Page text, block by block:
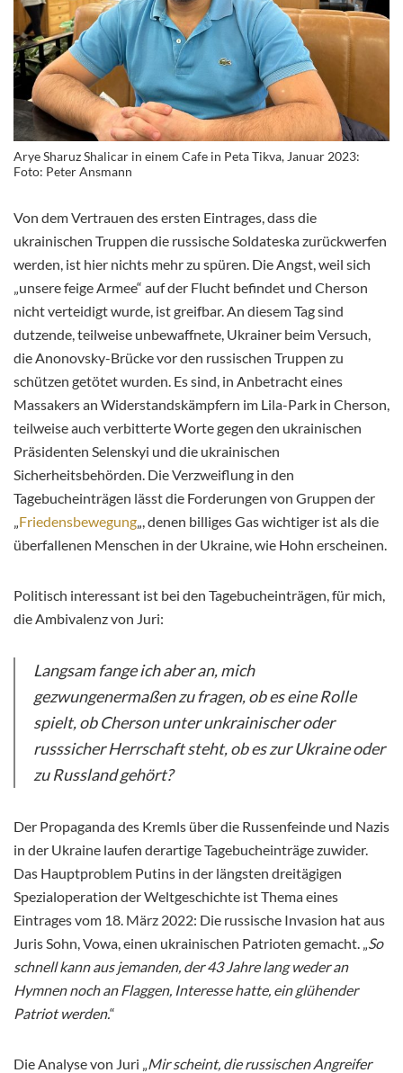
Arye Sharuz Shalicar in einem Cafe in Peta Tikva, Januar 2023:
Foto: Peter Ansmann
Von dem Vertrauen des ersten Eintrages, dass die
ukrainischen Truppen die russische Soldateska zurückwerfen
werden, ist hier nichts mehr zu spüren. Die Angst, weil sich
„unsere feige Armee“ auf der Flucht befindet und Cherson
nicht verteidigt wurde, ist greifbar. An diesem Tag sind
dutzende, teilweise unbewaffnete, Ukrainer beim Versuch,
die Anonovsky-Brücke vor den russischen Truppen zu
schützen getötet wurden. Es sind, in Anbetracht eines
Massakers an Widerstandskämpfern im Lila-Park in Cherson,
teilweise auch verbitterte Worte gegen den ukrainischen
Präsidenten Selenskyi und die ukrainischen
Sicherheitsbehörden. Die Verzweiflung in den
Tagebucheinträgen lässt die Forderungen von Gruppen der
Friedensbewegung „, denen billiges Gas wichtiger ist als die
überfallenen Menschen in der Ukraine, wie Hohn erscheinen.
Politisch interessant ist bei den Tagebucheinträgen, für mich,
die Ambivalenz von Juri:
Langsam fange ich aber an, mich
gezwungenermaßen zu fragen, ob es eine Rolle
spielt, ob Cherson unter unkrainischer oder
russsicher Herrschaft steht, ob es zur Ukraine oder
zu Russland gehört?
Der Propaganda des Kremls über die Russenfeinde und Nazis
in der Ukraine laufen derartige Tagebucheinträge zuwider.
Das Hauptproblem Putins in der längsten dreitägigen
Spezialoperation der Weltgeschichte ist Thema eines
Eintrages vom 18. März 2022: Die russische Invasion hat aus
Juris Sohn, Vowa, einen ukrainischen Patrioten gemacht. „ So
schnell kann aus jemanden, der 43 Jahre lang weder an
Hymnen noch an Flaggen, Interesse hatte, ein glühender
Patriot werden.“
Die Analyse von Juri „
Mir scheint, die russischen Angreifer